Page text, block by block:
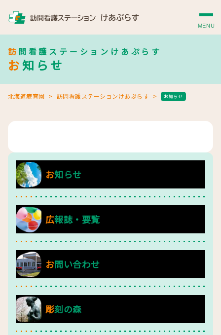
MENU
訪問看護ステーションけあぷらす
お知らせ
北海道療育園 訪問看護ステーションけあぷらす お知らせ
お知らせ
広報誌・要覧
お問い合わせ
彫刻の森